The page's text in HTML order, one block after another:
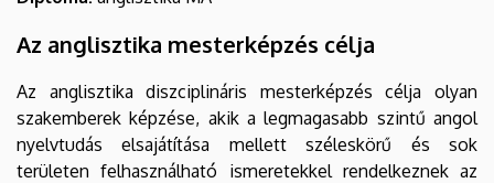
Az anglisztika mesterképzés célja
Az anglisztika diszciplináris mesterképzés célja olyan
szakemberek képzése, akik a legmagasabb szintű angol
nyelvtudás elsajátítása mellett széleskörű és sok
területen felhasználható ismeretekkel rendelkeznek az